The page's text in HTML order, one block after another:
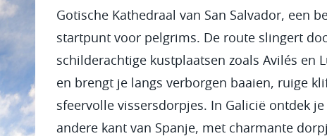
Gotische Kathedraal van San Salvador, een
startpunt voor pelgrims. De route slingert
schilderachtige kustplaatsen zoals Avilés en
en brengt je langs verborgen baaien, ruige
sfeervolle vissersdorpjes. In Galicië ontdek je
andere kant van Spanje, met charmante